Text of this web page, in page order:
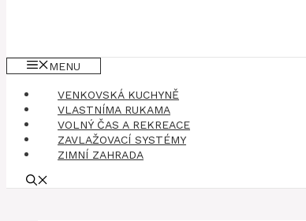
MENU
VENKOVSKÁ KUCHYNĚ
VLASTNÍMA RUKAMA
VOLNÝ ČAS A REKREACE
ZAVLAŽOVACÍ SYSTÉMY
ZIMNÍ ZAHRADA